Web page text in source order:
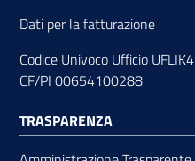
Contatti
Newsle
Dati per la fatturazione
Codice Univoco Ufficio UFLIK4
CF/PI 00654100288
TRASPARENZA